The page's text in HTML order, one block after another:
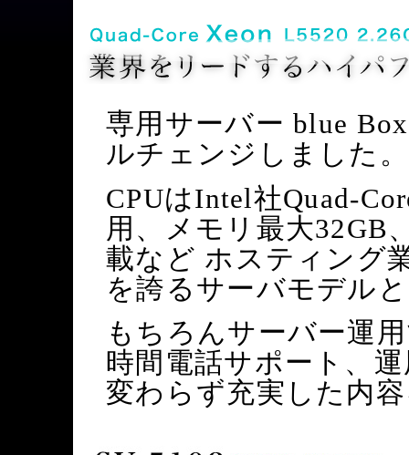
専用サーバー blue
ルチェンジしました。
CPUはIntel社Quad-
用、メモリ最大32GB
載など ホスティング
を誇るサーバモデル
もちろんサーバー運
時間電話サポート、
変わらず充実した内